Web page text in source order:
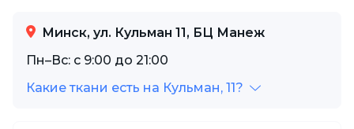
Минск, ул. Кульман 11, БЦ Манеж
Пн–Вс: с 9:00 до 21:00
Какие ткани есть на Кульман, 11?